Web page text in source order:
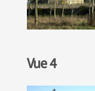
Vue 4